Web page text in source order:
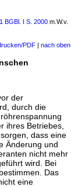
BGBl. I S. 2000 m.W.v.
PDF | nach oben
der
durch die
ihres Betriebes,
dass eine
Änderung und
nicht mehr
wird. Bei
Das
eine